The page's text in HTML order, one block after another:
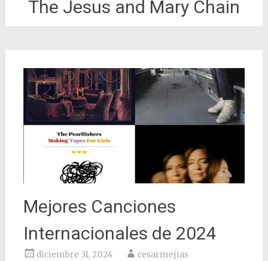
The Jesus and Mary Chain
Mejores Canciones
Internacionales de 2024
diciembre 31, 2024 cesarmejias